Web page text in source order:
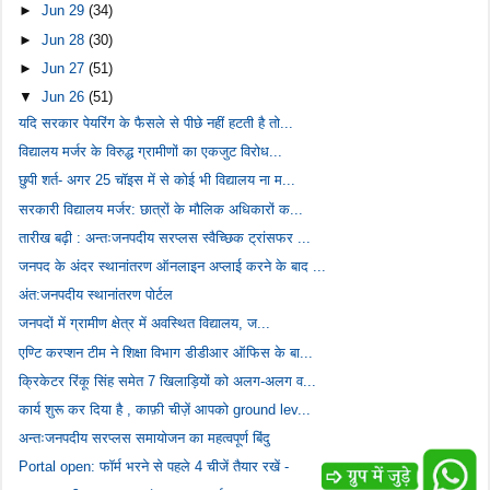
►Jun 29(34)
►Jun 28(30)
►Jun 27(51)
▼Jun 26(51)
यदि सरकार पेयरिंग के फैसले से पीछे नहीं हटती है तो...
विद्यालय मर्जर के विरुद्ध ग्रामीणों का एकजुट विरोध...
छुपी शर्त- अगर 25 चॉइस में से कोई भी विद्यालय ना म...
सरकारी विद्यालय मर्जर: छात्रों के मौलिक अधिकारों क...
तारीख बढ़ी : अन्तःजनपदीय सरप्लस स्वैच्छिक ट्रांसफर ...
जनपद के अंदर स्थानांतरण ऑनलाइन अप्लाई करने के बाद ...
अंत:जनपदीय स्थानांतरण पोर्टल
जनपदों में ग्रामीण क्षेत्र में अवस्थित विद्यालय, ज...
एण्टि करप्शन टीम ने शिक्षा विभाग डीडीआर ऑफिस के बा...
क्रिकेटर रिंकू सिंह समेत 7 खिलाड़ियों को अलग-अलग व...
कार्य शुरू कर दिया है , काफ़ी चीज़ें आपको ground lev...
अन्तःजनपदीय सरप्लस समायोजन का महत्वपूर्ण बिंदु
Portal open: फॉर्म भरने से पहले 4 चीजें तैयार रखें -